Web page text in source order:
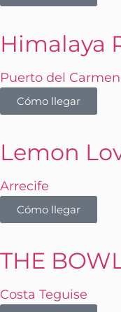
Himalaya
Puerto del Carmen
Cómo llegar
Lemon
Arrecife
Cómo llegar
THE
Costa Teguise